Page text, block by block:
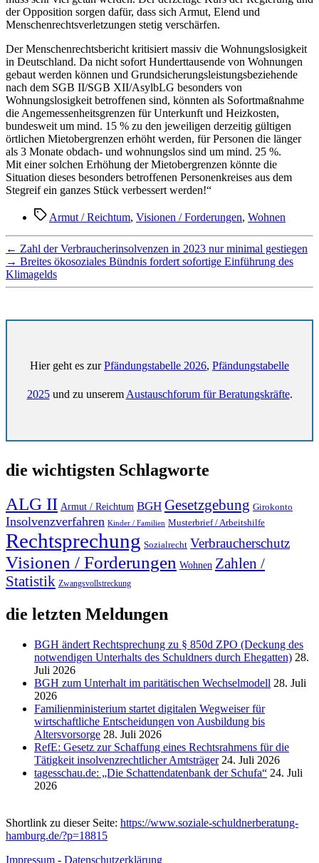
der Opposition sorgen dafür, dass sich Armut, Elend und
Menschenrechtsverletzungen stetig verschärfen.
Der Menschenrechtsbericht kritisiert massiv die Wohnungslosigkeit
in Deutschland. Da nicht sofort Hunderttausende von Wohnungen
gebaut werden können und Grundsicherungsleistungsbeziehende
nach dem SGB II/SGB XII/AsylbLG besonders von
Wohnungslosigkeit betroffenen sind, könnten als Sofortmaßnahme
die Angemessenheitsgrenzen für Unterkunft und Heizkosten,
bundesweit um mind. 15 % zu den jeweiligen derzeitig gültigen
örtlichen Mietobergrenzen erhöht werden, für Personen die länger
als 3 Monate obdach- und wohnungslos sind um mind. 25 %.
Mit einer solchen Erhöhung der Mietobergrenzen könnte die
Situation dieses besonders betroffenen Personenkreises aus dem
Stegreif ein ganzes Stück verbessert werden!“
Schlagwörter
Armut / Reichtum, Visionen / Forderungen, Wohnen
← Zahl der Verbraucherinsolvenzen in 2023 nur minimal gestiegen
→ Breites ökosoziales Bündnis fordert sofortige Einführung des
Klimagelds
Hier geht es zurPfändungstabelle 2026, Pfändungstabelle
2025und zu unserem Austauschforum für Beratungskräfte.
die wichtigsten Schlagworte
ALG II Armut / Reichtum BGH Gesetzgebung Girokonto
Insolvenzverfahren Kinder / Familien Musterbrief / Arbeitshilfe
Rechtsprechung Sozialrecht Verbraucherschutz
Visionen / Forderungen Wohnen Zahlen /
Statistik Zwangsvollstreckung
die letzten Meldungen
BGH ändert Rechtsprechung zu § 850d ZPO (Deckung des
notwendigen Unterhalts des Schuldners durch Ehegatten) 28.
Juli 2026
BGH zum Unterhalt im paritätischen Wechselmodell 28. Juli
2026
Familienministerium startet digitalen Wegweiser für
wirtschaftliche Entscheidungen von Ausbildung bis
Altersvorsorge 28. Juli 2026
RefE: Gesetz zur Schaffung eines Rechtsrahmens für die
Tätigkeit insolvenzrechtlicher Amtsträger 24. Juli 2026
tagesschau.de: „Die Schattendatenbank der Schufa“ 24. Juli
2026
Shortlink zu dieser Seite: https://www.soziale-schuldnerberatung-
hamburg.de/?p=18815
Impressum - Datenschutzerklärung